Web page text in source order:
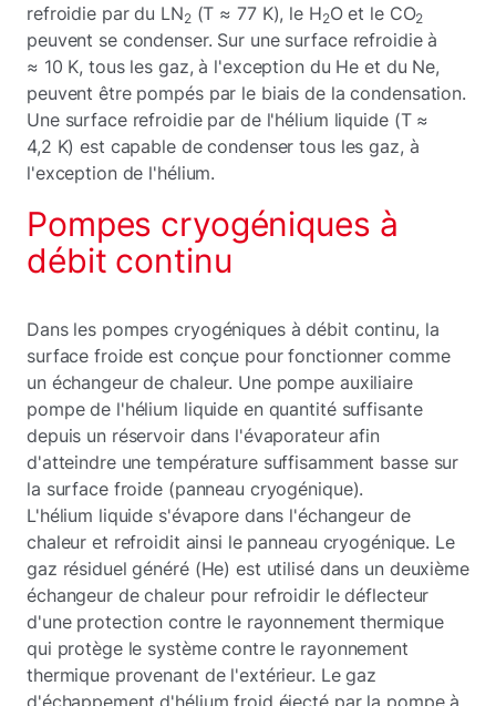
refroidie par du LN2(T ≈ 77 K), le H2O et le CO2
peuvent se condenser. Sur une surface refroidie à
≈ 10 K, tous les gaz, à l'exception du He et du Ne,
peuvent être pompés par le biais de la condensation.
Une surface refroidie par de l'hélium liquide (T ≈
4,2 K) est capable de condenser tous les gaz, à
l'exception de l'hélium.
Pompes cryogéniques à
débit continu
Dans les pompes cryogéniques à débit continu, la
surface froide est conçue pour fonctionner comme
un échangeur de chaleur. Une pompe auxiliaire
pompe de l'hélium liquide en quantité suffisante
depuis un réservoir dans l'évaporateur afin
d'atteindre une température suffisamment basse sur
la surface froide (panneau cryogénique).
L'hélium liquide s'évapore dans l'échangeur de
chaleur et refroidit ainsi le panneau cryogénique. Le
gaz résiduel généré (He) est utilisé dans un deuxième
échangeur de chaleur pour refroidir le déflecteur
d'une protection contre le rayonnement thermique
qui protège le système contre le rayonnement
thermique provenant de l'extérieur. Le gaz
d'échappement d'hélium froid éjecté par la pompe à